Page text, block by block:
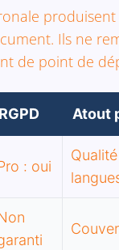
Ils ne
de point de
RGPD Atout
: oui